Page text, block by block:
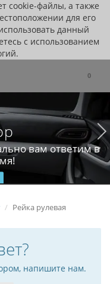
cookie-файлы, а также
для его
данный
с использованием
0
вам ответим в
Рейка рулевая
напишите нам.